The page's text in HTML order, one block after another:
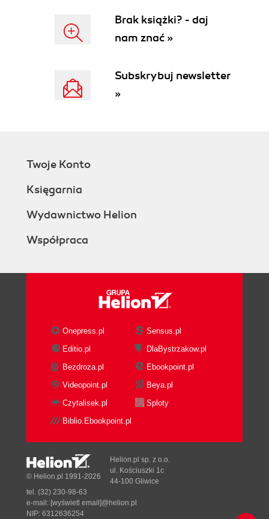
Brak książki? - daj
nam znać »
Subskrybuj newsletter
»
Twoje Konto
Księgarnia
Wydawnictwo Helion
Współpraca
Onepress.pl
Sensus.pl
Editio.pl
DlaBystrzakow.pl
Bezdroza.pl
Ebookpoint.pl
Videopoint.pl
Beya.pl
Czytalisek.pl
Sploty
Biblio.Ebookpoint.pl
© Helion.pl 1991-2026
Helion.pl sp. z o.o.
ul. Kościuszki 1c
44-100 Gliwice
tel. (32) 230-98-63
e-mail: [wyświetl email]@helion.pl
NIP: 6312636254